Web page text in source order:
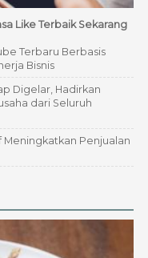
Like Terbaik Sekarang
Terbaru Berbasis
Bisnis
Digelar, Hadirkan
dari Seluruh
Meningkatkan Penjualan